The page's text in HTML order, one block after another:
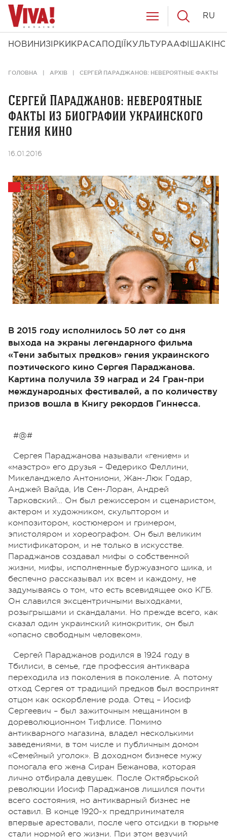
НОВИНИ ЗІРКИ КРАСА ПОДІЇ КУЛЬТУРААФІША КІНО
RU
ГОЛОВНА АРХІВ СЕРГЕЙ ПАРАДЖАНОВ: НЕВЕРОЯТНЫЕ ФАКТЫ
Сергей Параджанов: невероятные
факты из биографии украинского
гения кино
16.01.2016
В 2015 году исполнилось 50 лет со дня
выхода на экраны легендарного фильма
«Тени забытых предков» гения украинского
поэтического кино Сергея Параджанова.
Картина получила 39 наград и 24 Гран-при
международных фестивалей, а по количеству
призов вошла в Книгу рекордов Гиннесса.
#@#
Сергея Параджанова называли «гением» и
«маэстро» его друзья – Федерико Феллини,
Микеланджело Антониони, Жан-Люк Годар,
Анджей Вайда, Ив Сен-Лоран, Андрей
Тарковский… Он был режиссером и сценаристом,
актером и художником, скульптором и
композитором, костюмером и гримером,
эпистоляром и хореографом. Он был великим
мистификатором, и не только в искусстве.
Параджанов создавал мифы о собственной
жизни, мифы, исполненные буржуазного шика, и
беспечно рассказывал их всем и каждому, не
задумываясь о том, что есть всевидящее око КГБ.
Он славился эксцентричными выходками,
розыгрышами и скандалами. Но прежде всего, как
сказал один украинский кинокритик, он был
«опасно свободным человеком».
Сергей Параджанов родился в 1924 году в
Тбилиси, в семье, где профессия антиквара
переходила из поколения в поколение. А потому
отход Сергея от традиций предков был воспринят
отцом как оскорбление рода. Отец – Иосиф
Сергеевич – был зажиточным мещанином в
дореволюционном Тифлисе. Помимо
антикварного магазина, владел несколькими
заведениями, в том числе и публичным домом
«Семейный уголок». В доходном бизнесе мужу
помогала его жена Сиран Бежанова, которая
лично отбирала девушек. После Октябрьской
революции Иосиф Параджанов лишился почти
всего состояния, но антикварный бизнес не
оставил. В конце 1920-х предпринимателя
впервые арестовали, после чего отсидки в тюрьме
стали нормой его жизни. При этом везучий